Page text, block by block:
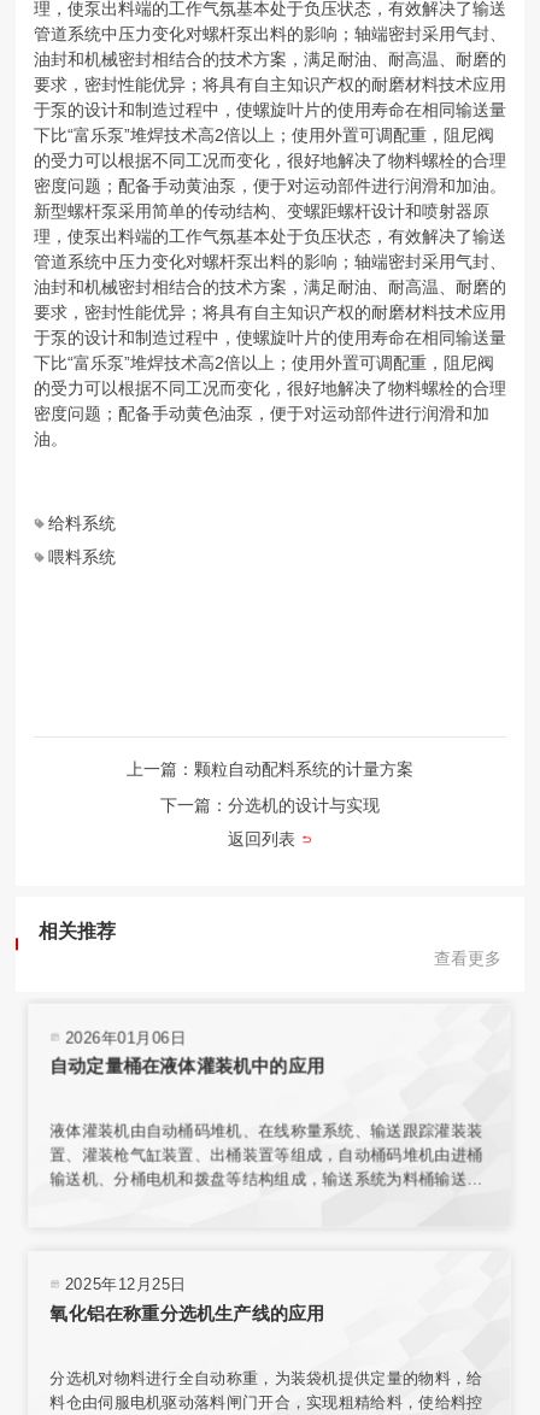
相关推荐
查看更多
2026年01月06日
自动定量桶在液体灌装机中的应用
液体灌装机由自动桶码堆机、在线称量系统、输送跟踪灌装装
置、灌装枪气缸装置、出桶装置等组成，自动桶码堆机由进桶
输送机、分桶电机和拨盘等结构组成，输送系统为料桶输送增
2025年12月25日
氧化铝在称重分选机生产线的应用
分选机对物料进行全自动称重，为装袋机提供定量的物料，给
料仓由伺服电机驱动落料闸门开合，实现粗精给料，使给料控
理，使泵出料端的工作气氛基本处于负压状态，有效解决了输送
管道系统中压力变化对螺杆泵出料的影响；轴端密封采用气封、
油封和机械密封相结合的技术方案，满足耐油、耐高温、耐磨的
要求，密封性能优异；将具有自主知识产权的耐磨材料技术应用
于泵的设计和制造过程中，使螺旋叶片的使用寿命在相同输送量
下比“富乐泵”堆焊技术高2倍以上；使用外置可调配重，阻尼阀
的受力可以根据不同工况而变化，很好地解决了物料螺栓的合理
密度问题；配备手动黄油泵，便于对运动部件进行润滑和加油。
新型螺杆泵采用简单的传动结构、变螺距螺杆设计和喷射器原
理，使泵出料端的工作气氛基本处于负压状态，有效解决了输送
管道系统中压力变化对螺杆泵出料的影响；轴端密封采用气封、
油封和机械密封相结合的技术方案，满足耐油、耐高温、耐磨的
要求，密封性能优异；将具有自主知识产权的耐磨材料技术应用
于泵的设计和制造过程中，使螺旋叶片的使用寿命在相同输送量
下比“富乐泵”堆焊技术高2倍以上；使用外置可调配重，阻尼阀
的受力可以根据不同工况而变化，很好地解决了物料螺栓的合理
密度问题；配备手动黄色油泵，便于对运动部件进行润滑和加
油。
给料系统
喂料系统
上一篇：颗粒自动配料系统的计量方案
返回列表
下一篇：分选机的设计与实现